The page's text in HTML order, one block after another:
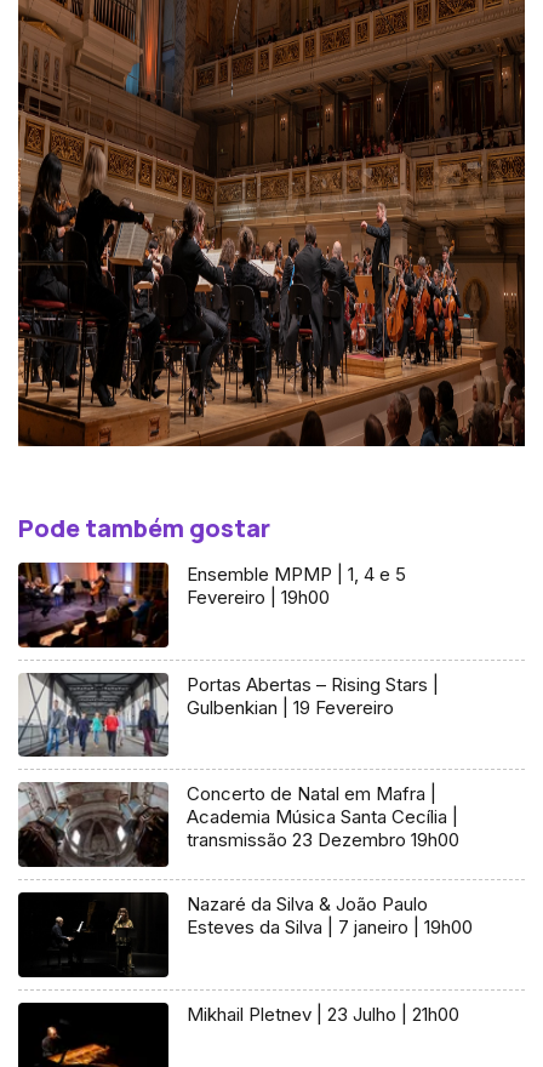
Pode também gostar
Ensemble MPMP | 1, 4 e 5
Fevereiro | 19h00
Portas Abertas – Rising Stars |
Gulbenkian | 19 Fevereiro
Concerto de Natal em Mafra |
Academia Música Santa Cecília |
transmissão 23 Dezembro 19h00
Nazaré da Silva & João Paulo
Esteves da Silva | 7 janeiro | 19h00
Mikhail Pletnev | 23 Julho | 21h00